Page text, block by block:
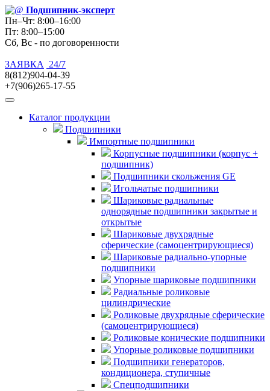
Подшипник-эксперт
Пн–Чт: 8:00–16:00
Пт: 8:00–15:00
Сб, Вс - по договоренности
ЗАЯВКА
24/7
8(812)904-04-39
+7(906)265-17-55
Каталог продукции
Подшипники
Импортные подшипники
Корпусные подшипники (корпус +
подшипник)
Подшипники скольжения GE
Игольчатые подшипники
Шариковые радиальные
однорядные подшипники закрытые и
открытые
Шариковые двухрядные
сферические (самоцентрирующиеся)
Шариковые радиально-упорные
подшипники
Упорные шариковые подшипники
Радиальные роликовые
цилиндрические
Роликовые двухрядные сферические
(самоцентрирующиеся)
Роликовые конические подшипники
Упорные роликовые подшипники
Подшипники генераторов,
кондиционера, ступичные
Спецподшипники